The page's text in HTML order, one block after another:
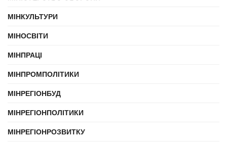
МІНКУЛЬТУРИ
МІНОСВІТИ
МІНПРАЦІ
МІНПРОМПОЛІТИКИ
МІНРЕГІОНБУД
МІНРЕГІОНПОЛІТИКИ
МІНРЕГІОНРОЗВИТКУ